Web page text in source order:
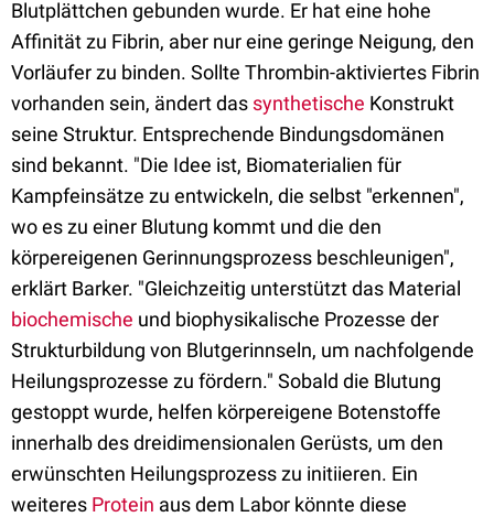
Blutplättchen gebunden wurde. Er hat eine hohe
Affinität zu Fibrin, aber nur eine geringe Neigung, den
Vorläufer zu binden. Sollte Thrombin-aktiviertes Fibrin
vorhanden sein, ändert das synthetische Konstrukt
seine Struktur. Entsprechende Bindungsdomänen
sind bekannt. "Die Idee ist, Biomaterialien für
Kampfeinsätze zu entwickeln, die selbst "erkennen",
wo es zu einer Blutung kommt und die den
körpereigenen Gerinnungsprozess beschleunigen",
erklärt Barker. "Gleichzeitig unterstützt das Material
biochemische und biophysikalische Prozesse der
Strukturbildung von Blutgerinnseln, um nachfolgende
Heilungsprozesse zu fördern." Sobald die Blutung
gestoppt wurde, helfen körpereigene Botenstoffe
innerhalb des dreidimensionalen Gerüsts, um den
erwünschten Heilungsprozess zu initiieren. Ein
weiteres Protein aus dem Labor könnte diese